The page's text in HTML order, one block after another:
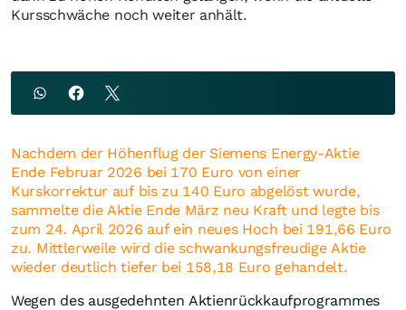
Kursschwäche noch weiter anhält.
Nachdem der Höhenflug der Siemens Energy-Aktie
Ende Februar 2026 bei 170 Euro von einer
Kurskorrektur auf bis zu 140 Euro abgelöst wurde,
sammelte die Aktie Ende März neu Kraft und legte bis
zum 24. April 2026 auf ein neues Hoch bei 191,66 Euro
zu. Mittlerweile wird die schwankungsfreudige Aktie
wieder deutlich tiefer bei 158,18 Euro gehandelt.
Wegen des ausgedehnten Aktienrückkaufprogrammes